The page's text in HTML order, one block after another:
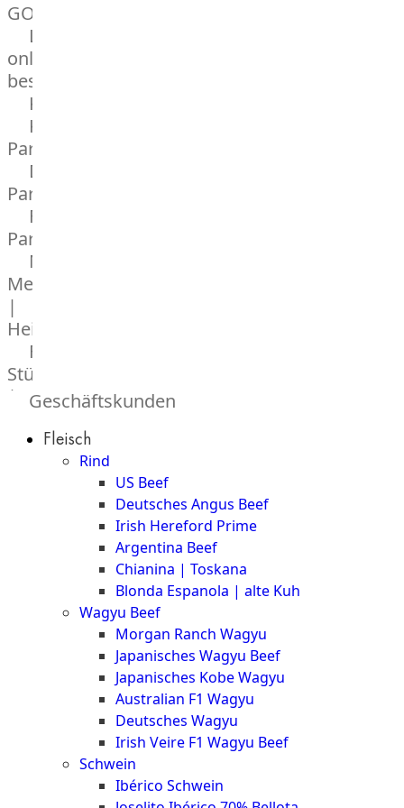
GOURMET
Lebensmittel
online
bestellen
Karriere
Kochschul-
Partner
Depot-
Partner
Frischetheken-
Partner
Männer
Metzger
|
Heinsberg
Feinkost
Stüttgen
|
The
Geschäftskunden
Fleisch
Rind
US Beef
Deutsches Angus Beef
Irish Hereford Prime
Argentina Beef
Chianina | Toskana
Blonda Espanola | alte Kuh
Wagyu Beef
Morgan Ranch Wagyu
Japanisches Wagyu Beef
Japanisches Kobe Wagyu
Australian F1 Wagyu
Deutsches Wagyu
Irish Veire F1 Wagyu Beef
Schwein
Ibérico Schwein